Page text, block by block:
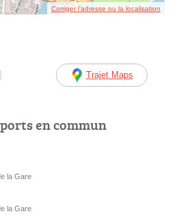
Corriger l’adresse ou la localisation
Trajet Maps
en commun
la Gare
la Gare